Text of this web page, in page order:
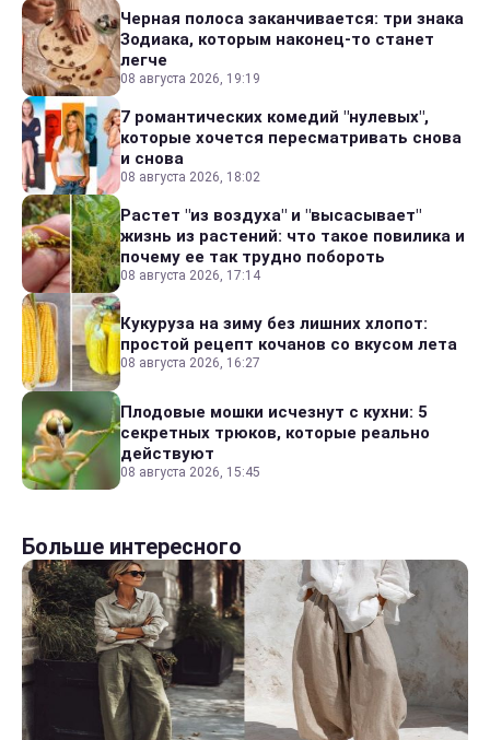
Черная полоса заканчивается: три знака
Зодиака, которым наконец-то станет
легче
08 августа 2026, 19:19
7 романтических комедий "нулевых",
которые хочется пересматривать снова
и снова
08 августа 2026, 18:02
Растет "из воздуха" и "высасывает"
жизнь из растений: что такое повилика и
почему ее так трудно побороть
08 августа 2026, 17:14
Кукуруза на зиму без лишних хлопот:
простой рецепт кочанов со вкусом лета
08 августа 2026, 16:27
Плодовые мошки исчезнут с кухни: 5
секретных трюков, которые реально
действуют
08 августа 2026, 15:45
Больше интересного